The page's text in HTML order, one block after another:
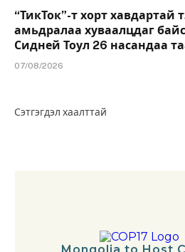
“ТикТок”-т хорт хавдартай
амьдралаа хуваалцдаг
Сидней Тоул 26 насандаа
07/08/2026
Сэтгэгдэл хаалттай